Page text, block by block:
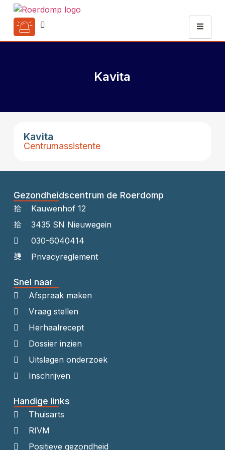
Kavita
Kavita
Centrumassistente
Gezondheidscentrum de Roerdomp
Kauwenhof 12
3435 SN Nieuwegein
030-6040414
Privacyreglement
Snel naar
Afspraak maken
Vraag stellen
Herhaalrecept
Dossier inzien
Uitslagen onderzoek
Inschrijven
Handige links
Thuisarts
RIVM
Positieve gezondheid